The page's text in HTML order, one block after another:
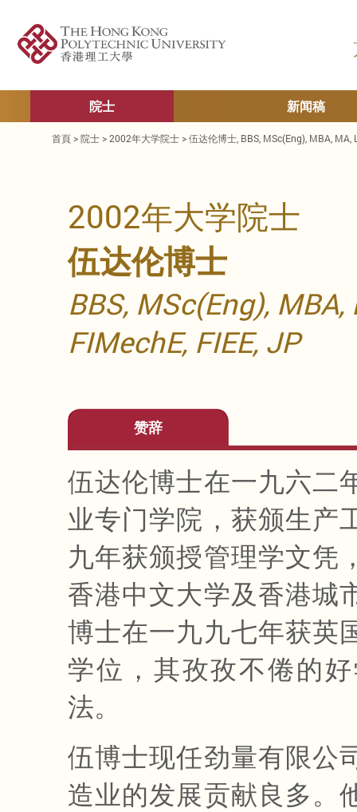
院士 新闻稿
首頁>院士>2002年大学院士>伍达伦博士, BBS, MSc(Eng), MBA, MA,
2002年大学院士
伍达伦博士
BBS, MSc(Eng),
FIMechE, FIEE, JP
赞辞
伍达伦博士在一九六二
业专门学院，获颁生产
九年获颁授管理学文凭
香港中文大学及香港城
博士在一九九七年获英
学位，其孜孜不倦的
法。
伍博士现任劲量有限公
造业的发展贡献良多。